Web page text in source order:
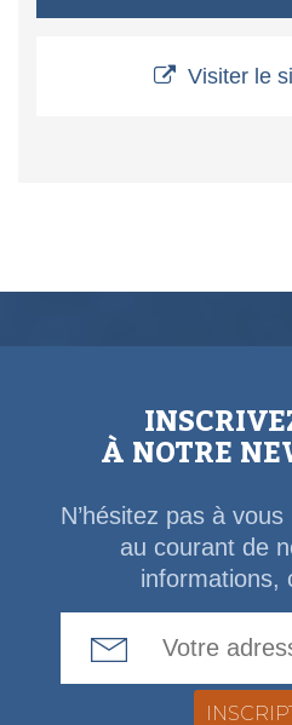
Visiter le
À NOTRE
N’hésitez pas à
au courant de
informations,